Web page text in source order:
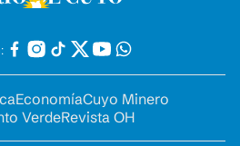
EconomíaCuyo Minero
VerdeRevista OH